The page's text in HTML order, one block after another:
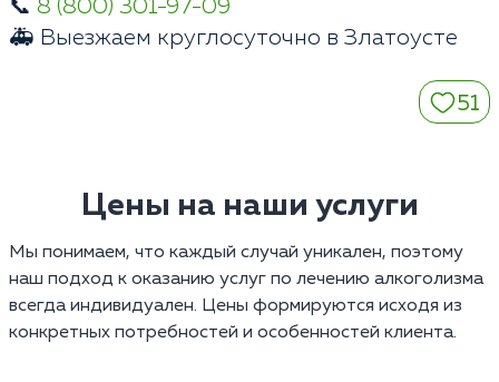
📞 8 (800) 301-97-09
🚑 Выезжаем круглосуточно в Златоусте
51
Цены на наши услуги
Мы понимаем, что каждый случай уникален, поэтому
наш подход к оказанию услуг по лечению алкоголизма
всегда индивидуален. Цены формируются исходя из
конкретных потребностей и особенностей клиента.